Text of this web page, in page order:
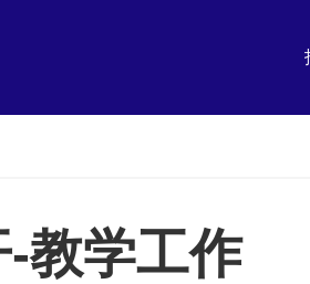
教学工作